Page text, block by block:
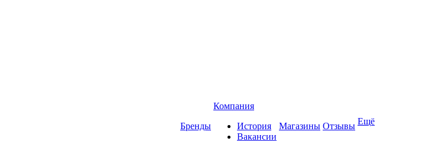
Бренды
Компания
История
Вакансии
Магазины Отзывы Ещё